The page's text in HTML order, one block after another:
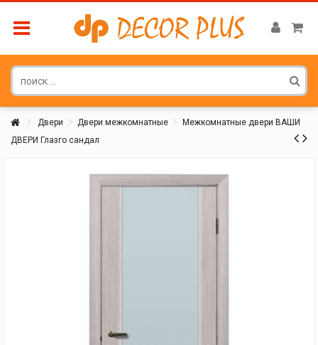
Двери Двери межкомнатные
Межкомнатные двери ВАШИ
ДВЕРИ Глазго сандал